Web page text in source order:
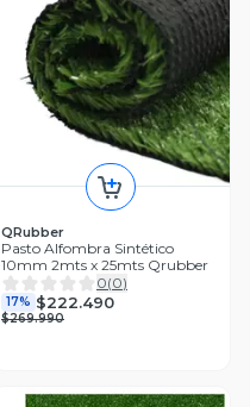
QRubber
Pasto Alfombra Sintético
10mm 2mts x 25mts Qrubber
0(0)
17% $222.490
$269.990